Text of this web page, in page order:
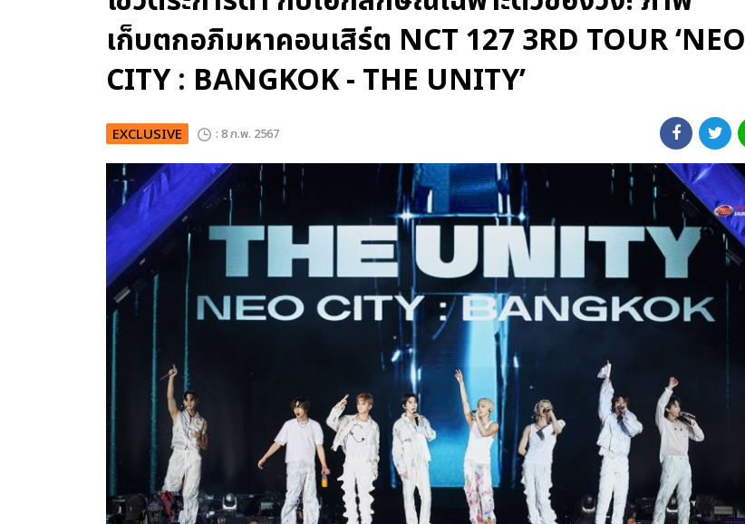
เก็บตกอภิมหาคอนเสิร์ต NCT 127 3RD TOUR ‘NEO
CITY : BANGKOK - THE UNITY’
EXCLUSIVE : 8 ก.พ. 2567